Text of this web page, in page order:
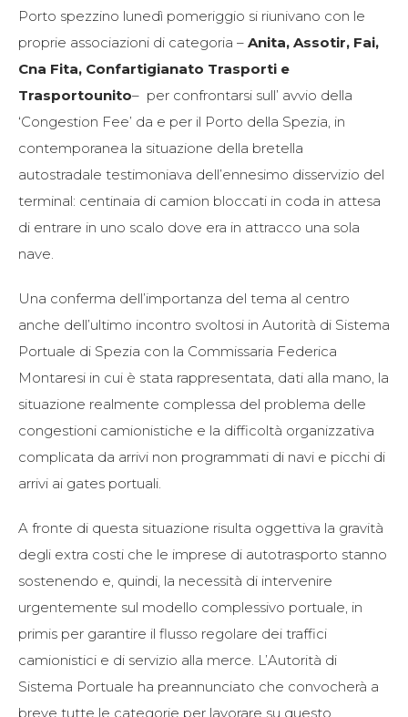
Porto spezzino lunedì pomeriggio si riunivano con le
proprie associazioni di categoria – Anita, Assotir, Fai,
Cna Fita, Confartigianato Trasporti e
Trasportounito– per confrontarsi sull’ avvio della
‘Congestion Fee’ da e per il Porto della Spezia, in
contemporanea la situazione della bretella
autostradale testimoniava dell’ennesimo disservizio del
terminal: centinaia di camion bloccati in coda in attesa
di entrare in uno scalo dove era in attracco una sola
nave.
Una conferma dell’importanza del tema al centro
anche dell’ultimo incontro svoltosi in Autorità di Sistema
Portuale di Spezia con la Commissaria Federica
Montaresi in cui è stata rappresentata, dati alla mano, la
situazione realmente complessa del problema delle
congestioni camionistiche e la difficoltà organizzativa
complicata da arrivi non programmati di navi e picchi di
arrivi ai gates portuali.
A fronte di questa situazione risulta oggettiva la gravità
degli extra costi che le imprese di autotrasporto stanno
sostenendo e, quindi, la necessità di intervenire
urgentemente sul modello complessivo portuale, in
primis per garantire il flusso regolare dei traffici
camionistici e di servizio alla merce. L’Autorità di
Sistema Portuale ha preannunciato che convocherà a
breve tutte le categorie per lavorare su questo